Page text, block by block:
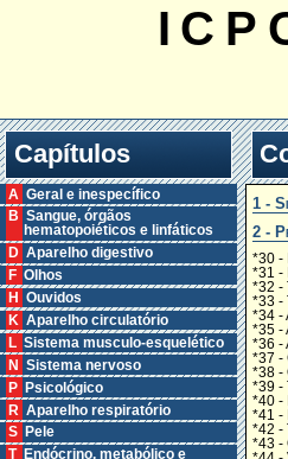
Capítulos
A Geral e inespecífico
B Sangue, órgãos
hematopoiéticos e linfáticos
D Aparelho digestivo
F Olhos
H Ouvidos
K Aparelho circulatório
L Sistema musculo-esquelético
N Sistema nervoso
P Psicológico
R Aparelho respiratório
S Pele
T Endócrino, metabólico e
1 -
2 -
*30 -
*31 -
*32 -
*33 -
*34 -
*35 -
*36 -
*37 -
*38 -
*39 -
*40 -
*41 -
*42 -
*43 -